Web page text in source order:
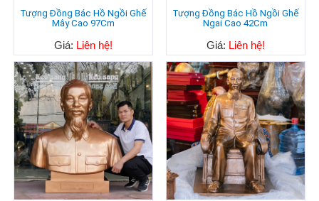
Tượng Đồng Bác Hồ Ngồi Ghế
Mây Cao 97Cm
Giá: Liên hệ!
Tượng Đồng Bác Hồ Ngồi Ghế
Ngai Cao 42Cm
Giá: Liên hệ!